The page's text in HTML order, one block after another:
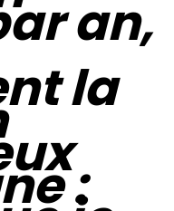
an,
la
: